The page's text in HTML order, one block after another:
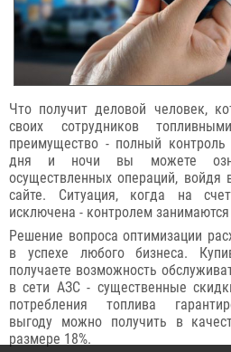
Что получит деловой человек,
своих сотрудников
преимущество - полный
дня и ночи вы можете
осуществленных операций,
сайте. Ситуация, когда на
исключена - контролем
Решение вопроса оптимизации
в успехе любого бизнеса.
получаете возможность
в сети АЗС - существенные
потребления топлива
выгоду можно получить в
размере 18%.